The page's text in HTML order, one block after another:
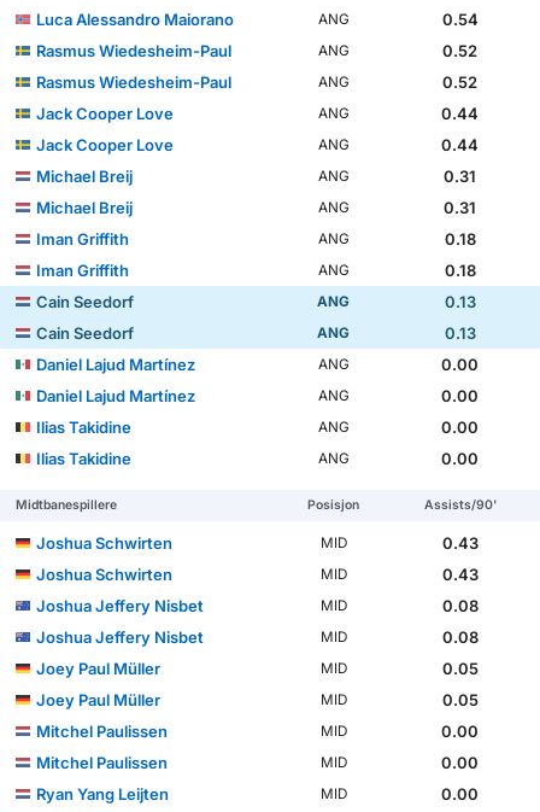
Luca Alessandro Maiorano
ANG
0.54
Rasmus Wiedesheim-Paul
ANG
0.52
Rasmus Wiedesheim-Paul
ANG
0.52
Jack Cooper Love
ANG
0.44
Jack Cooper Love
ANG
0.44
Michael Breij
ANG
0.31
Michael Breij
ANG
0.31
Iman Griffith
ANG
0.18
Iman Griffith
ANG
0.18
Cain Seedorf
ANG
0.13
Cain Seedorf
ANG
0.13
Daniel Lajud Martínez
ANG
0.00
Daniel Lajud Martínez
ANG
0.00
Ilias Takidine
ANG
0.00
Ilias Takidine
ANG 0.00
Midtbanespillere Posisjon Assists/90'
Joshua Schwirten MID
0.43
Joshua Schwirten
MID
0.43
Joshua Jeffery Nisbet
MID
0.08
Joshua Jeffery Nisbet
MID
0.08
Joey Paul Müller
MID
0.05
Joey Paul Müller
MID
0.05
Mitchel Paulissen
MID
0.00
Mitchel Paulissen
MID
0.00
Ryan Yang Leijten
MID
0.00